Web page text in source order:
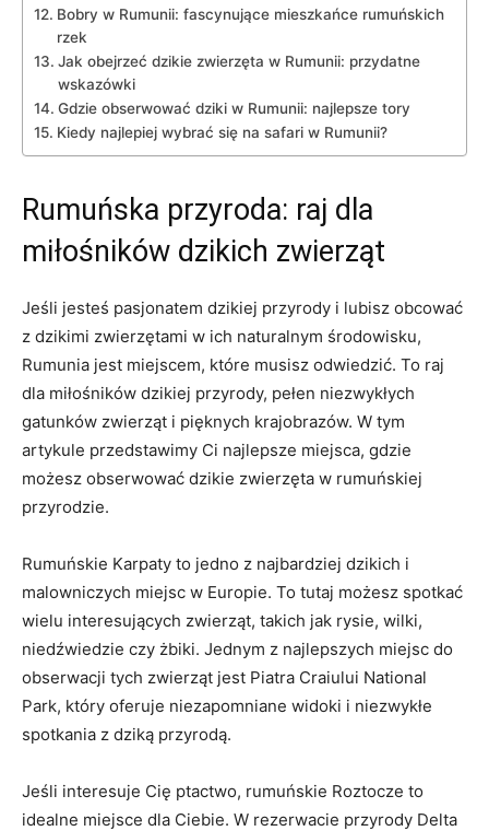
Bobry w Rumunii: fascynujące mieszkańce rumuńskich
rzek
Jak obejrzeć dzikie zwierzęta w Rumunii: przydatne
wskazówki
Gdzie obserwować dziki w Rumunii: najlepsze tory
Kiedy najlepiej wybrać się na safari w Rumunii?
Rumuńska przyroda: raj dla
miłośników dzikich zwierząt
Jeśli jesteś pasjonatem dzikiej przyrody i lubisz obcować
z dzikimi zwierzętami w ich naturalnym środowisku,
Rumunia jest miejscem, które musisz odwiedzić. To raj
dla miłośników dzikiej przyrody, pełen niezwykłych
gatunków zwierząt i pięknych krajobrazów. W tym
artykule przedstawimy Ci najlepsze miejsca, gdzie
możesz obserwować dzikie zwierzęta w rumuńskiej
przyrodzie.
Rumuńskie Karpaty to jedno z najbardziej dzikich i
malowniczych miejsc w Europie. To tutaj możesz spotkać
wielu interesujących zwierząt, takich jak rysie, wilki,
niedźwiedzie czy żbiki. Jednym z najlepszych miejsc do
obserwacji tych zwierząt jest Piatra Craiului National
Park, który oferuje niezapomniane widoki i niezwykłe
spotkania z dziką przyrodą.
Jeśli interesuje Cię ptactwo, rumuńskie Roztocze to
idealne miejsce dla Ciebie. W rezerwacie przyrody Delta